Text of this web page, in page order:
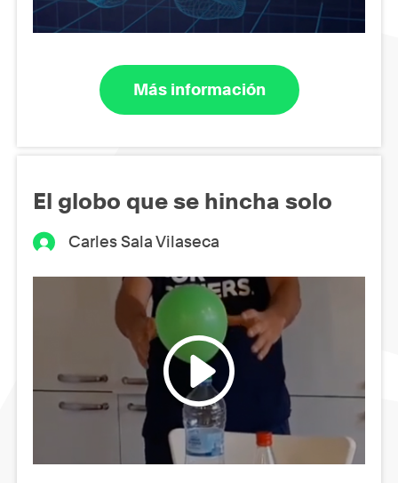
Más información
El globo que se hincha solo
Carles Sala Vilaseca